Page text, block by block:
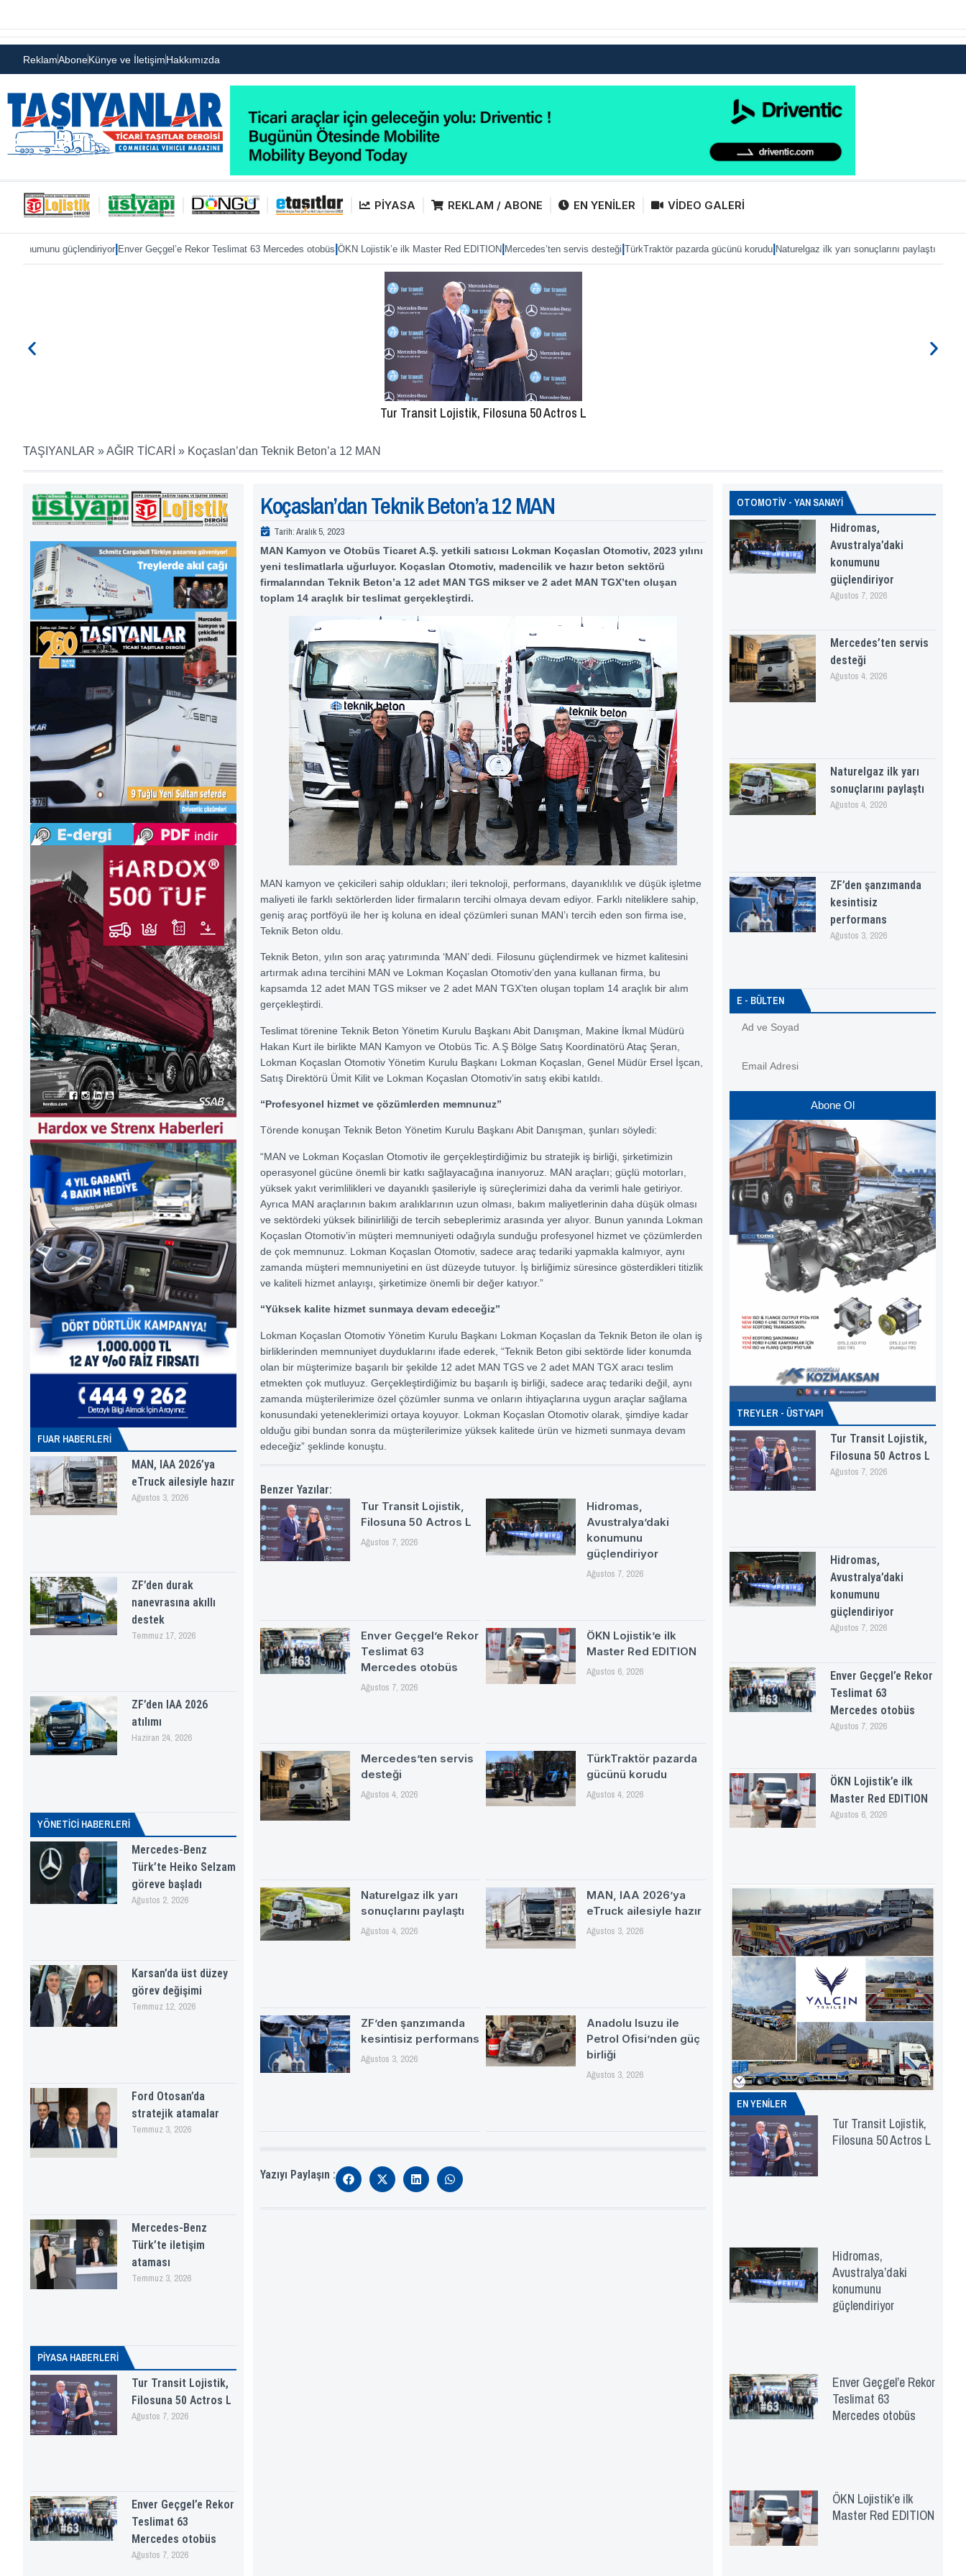
ReklamAboneKünye ve İletişimHakkımızda
PİYASA REKLAM / ABONE EN YENİLER VİDEO GALERİ
güçlendiriyor| Enver Geçgel’e Rekor Teslimat 63 Mercedes otobüs|ÖKN Lojistik’e ilk Master Red EDITION |Mercedes’ten servis desteği|TürkTraktör pazarda gücünü korudu|Naturelgaz ilk yarı sonuçlarını paylaştı|MAN, IAA 2026’ya
Tur Transit Lojistik, Filosuna 50 Actros L
TAŞIYANLAR »AĞIR TİCARİ » Koçaslan’dan Teknik Beton’a 12 MAN
FUAR HABERLERI
MAN, IAA 2026’ya
eTruck ailesiyle hazır
Ağustos 3, 2026
ZF’den durak
nanevrasına akıllı
destek
Temmuz 17, 2026
ZF’den IAA 2026
atılımı
Haziran 24, 2026
YÖNETICI HABERLERI
Mercedes-Benz
Türk’te Heiko Selzam
göreve başladı
Ağustos 2, 2026
Karsan’da üst düzey
görev değişimi
Temmuz 12, 2026
Ford Otosan’da
stratejik atamalar
Temmuz 3, 2026
Mercedes-Benz
Türk’te iletişim
ataması
Temmuz 3, 2026
PİYASA HABERLERI
Tur Transit Lojistik,
Filosuna 50 Actros L
Ağustos 7, 2026
Enver Geçgel’e Rekor
Teslimat 63
Mercedes otobüs
Ağustos 7, 2026
Koçaslan’dan Teknik Beton’a 12 MAN
Tarih:Aralık 5, 2023
MAN Kamyon ve Otobüs Ticaret A.Ş. yetkili satıcısı Lokman Koçaslan Otomotiv, 2023 yılını
yeni teslimatlarla uğurluyor. Koçaslan Otomotiv, madencilik ve hazır beton sektörü
firmalarından Teknik Beton’a 12 adet MAN TGS mikser ve 2 adet MAN TGX’ten oluşan
toplam 14 araçlık bir teslimat gerçekleştirdi.
MAN kamyon ve çekicileri sahip oldukları; ileri teknoloji, performans, dayanıklılık ve düşük işletme
maliyeti ile farklı sektörlerden lider firmaların tercihi olmaya devam ediyor. Farklı niteliklere sahip,
geniş araç portföyü ile her iş koluna en ideal çözümleri sunan MAN’ı tercih eden son firma ise,
Teknik Beton oldu.
Teknik Beton, yılın son araç yatırımında ‘MAN’ dedi. Filosunu güçlendirmek ve hizmet kalitesini
artırmak adına tercihini MAN ve Lokman Koçaslan Otomotiv’den yana kullanan firma, bu
kapsamda 12 adet MAN TGS mikser ve 2 adet MAN TGX’ten oluşan toplam 14 araçlık bir alım
gerçekleştirdi.
Teslimat törenine Teknik Beton Yönetim Kurulu Başkanı Abit Danışman, Makine İkmal Müdürü
Hakan Kurt ile birlikte MAN Kamyon ve Otobüs Tic. A.Ş Bölge Satış Koordinatörü Ataç Şeran,
Lokman Koçaslan Otomotiv Yönetim Kurulu Başkanı Lokman Koçaslan, Genel Müdür Ersel İşcan,
Satış Direktörü Ümit Kilit ve Lokman Koçaslan Otomotiv’in satış ekibi katıldı.
“Profesyonel hizmet ve çözümlerden memnunuz”
Törende konuşan Teknik Beton Yönetim Kurulu Başkanı Abit Danışman, şunları söyledi:
“MAN ve Lokman Koçaslan Otomotiv ile gerçekleştirdiğimiz bu stratejik iş birliği, şirketimizin
operasyonel gücüne önemli bir katkı sağlayacağına inanıyoruz. MAN araçları; güçlü motorları,
yüksek yakıt verimlilikleri ve dayanıklı şasileriyle iş süreçlerimizi daha da verimli hale getiriyor.
Ayrıca MAN araçlarının bakım aralıklarının uzun olması, bakım maliyetlerinin daha düşük olması
ve sektördeki yüksek bilinirliliği de tercih sebeplerimiz arasında yer alıyor. Bunun yanında Lokman
Koçaslan Otomotiv’in müşteri memnuniyeti odağıyla sunduğu profesyonel hizmet ve çözümlerden
de çok memnunuz. Lokman Koçaslan Otomotiv, sadece araç tedariki yapmakla kalmıyor, aynı
zamanda müşteri memnuniyetini en üst düzeyde tutuyor. İş birliğimiz süresince gösterdikleri titizlik
ve kaliteli hizmet anlayışı, şirketimize önemli bir değer katıyor.”
“Yüksek kalite hizmet sunmaya devam edeceğiz”
Lokman Koçaslan Otomotiv Yönetim Kurulu Başkanı Lokman Koçaslan da Teknik Beton ile olan iş
birliklerinden memnuniyet duyduklarını ifade ederek, “Teknik Beton gibi sektörde lider konumda
olan bir müşterimize başarılı bir şekilde 12 adet MAN TGS ve 2 adet MAN TGX aracı teslim
etmekten çok mutluyuz. Gerçekleştirdiğimiz bu başarılı iş birliği, sadece araç tedariki değil, aynı
zamanda müşterilerimize özel çözümler sunma ve onların ihtiyaçlarına uygun araçlar sağlama
konusundaki yeteneklerimizi ortaya koyuyor. Lokman Koçaslan Otomotiv olarak, şimdiye kadar
olduğu gibi bundan sonra da müşterilerimize yüksek kalitede ürün ve hizmeti sunmaya devam
edeceğiz” şeklinde konuştu.
Benzer Yazılar:
Tur Transit Lojistik,
Filosuna 50 Actros L
Ağustos 7, 2026
Hidromas,
Avustralya’daki
konumunu
güçlendiriyor
Ağustos 7, 2026
Enver Geçgel’e Rekor
Teslimat 63
Mercedes otobüs
Ağustos 7, 2026
ÖKN Lojistik’e ilk
Master Red EDITION
Ağustos 6, 2026
Mercedes’ten servis
desteği
Ağustos 4, 2026
TürkTraktör pazarda
gücünü korudu
Ağustos 4, 2026
Naturelgaz ilk yarı
sonuçlarını paylaştı
Ağustos 4, 2026
MAN, IAA 2026’ya
eTruck ailesiyle hazır
Ağustos 3, 2026
ZF’den şanzımanda
kesintisiz performans
Ağustos 3, 2026
Anadolu Isuzu ile
Petrol Ofisi’nden güç
birliği
Ağustos 3, 2026
Yazıyı Paylaşın :
OTOMOTİV - YAN SANAYİ
Hidromas,
Avustralya’daki
konumunu
güçlendiriyor
Ağustos 7, 2026
Mercedes’ten servis
desteği
Ağustos 4, 2026
Naturelgaz ilk yarı
sonuçlarını paylaştı
Ağustos 4, 2026
ZF’den şanzımanda
kesintisiz
performans
Ağustos 3, 2026
E - BÜLTEN
Abone Ol
TREYLER - ÜSTYAPI
Tur Transit Lojistik,
Filosuna 50 Actros L
Ağustos 7, 2026
Hidromas,
Avustralya’daki
konumunu
güçlendiriyor
Ağustos 7, 2026
Enver Geçgel’e Rekor
Teslimat 63
Mercedes otobüs
Ağustos 7, 2026
ÖKN Lojistik’e ilk
Master Red EDITION
Ağustos 6, 2026
EN YENİLER
Tur Transit Lojistik,
Filosuna 50 Actros L
Hidromas,
Avustralya’daki
konumunu
güçlendiriyor
Enver Geçgel’e Rekor
Teslimat 63
Mercedes otobüs
ÖKN Lojistik’e ilk
Master Red EDITION